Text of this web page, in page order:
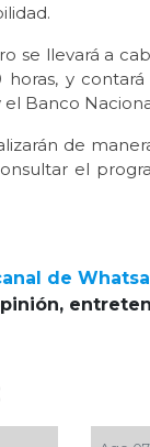
se llevará a
y
el Banco
de
el
de